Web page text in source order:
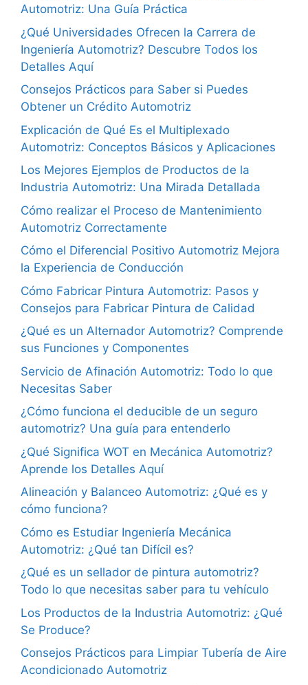
Automotriz: Una Guía Práctica
¿Qué Universidades Ofrecen la Carrera de
Ingeniería Automotriz? Descubre Todos los
Detalles Aquí
Consejos Prácticos para Saber si Puedes
Obtener un Crédito Automotriz
Explicación de Qué Es el Multiplexado
Automotriz: Conceptos Básicos y Aplicaciones
Los Mejores Ejemplos de Productos de la
Industria Automotriz: Una Mirada Detallada
Cómo realizar el Proceso de Mantenimiento
Automotriz Correctamente
Cómo el Diferencial Positivo Automotriz Mejora
la Experiencia de Conducción
Cómo Fabricar Pintura Automotriz: Pasos y
Consejos para Fabricar Pintura de Calidad
¿Qué es un Alternador Automotriz? Comprende
sus Funciones y Componentes
Servicio de Afinación Automotriz: Todo lo que
Necesitas Saber
¿Cómo funciona el deducible de un seguro
automotriz? Una guía para entenderlo
¿Qué Significa WOT en Mecánica Automotriz?
Aprende los Detalles Aquí
Alineación y Balanceo Automotriz: ¿Qué es y
cómo funciona?
Cómo es Estudiar Ingeniería Mecánica
Automotriz: ¿Qué tan Difícil es?
¿Qué es un sellador de pintura automotriz?
Todo lo que necesitas saber para tu vehículo
Los Productos de la Industria Automotriz: ¿Qué
Se Produce?
Consejos Prácticos para Limpiar Tubería de Aire
Acondicionado Automotriz